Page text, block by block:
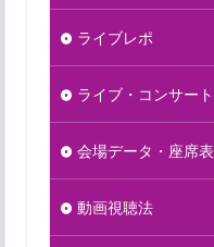
ライブレポ
ライブ・コンサート
会場データ・座席表
動画視聴法